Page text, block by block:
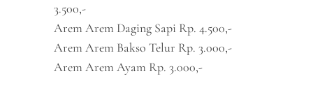
3.500,-
Arem Arem Daging Sapi Rp. 4.500,-
Arem Arem Bakso Telur Rp. 3.000,-
Arem Arem Ayam Rp. 3.000,-